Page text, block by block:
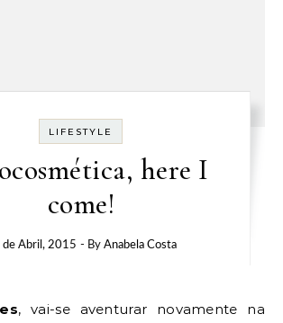
LIFESTYLE
here I
come!
de Abril, 2015 - By Anabela Costa
, vai-se aventurar novamente na